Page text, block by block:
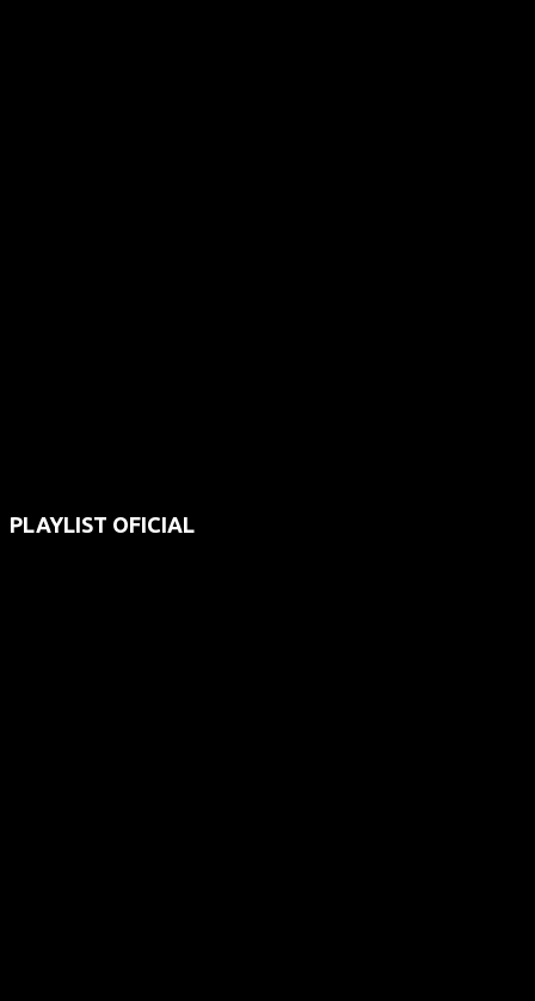
PLAYLIST OFICIAL